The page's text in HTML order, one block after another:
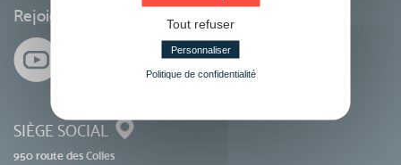
Rejoignez-nous sur les réseaux sociaux
SIÈGE SOCIAL
950 route des Colles
Tout refuser
Personnaliser
Politique de confidentialité